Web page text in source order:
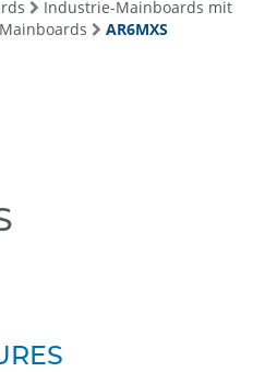
Industrie-Mainboards mit
AR6MXS